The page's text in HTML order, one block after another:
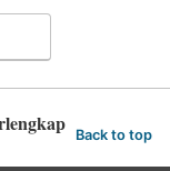
Back to top